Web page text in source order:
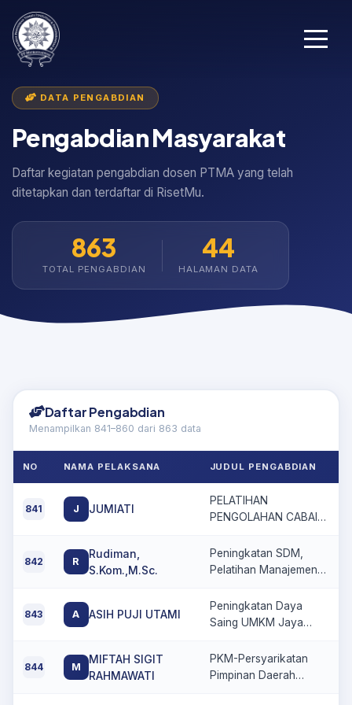
DATA PENGABDIAN
Pengabdian Masyarakat
Daftar kegiatan pengabdian dosen PTMA yang telah
ditetapkan dan terdaftar di RisetMu.
863
TOTAL PENGABDIAN
44
HALAMAN DATA
Daftar Pengabdian
Menampilkan 841–860 dari 863 data
NO NAMA PELAKSANA JUDUL PENGABDIAN
841 J JUMIATI
PELATIHAN
PENGOLAHAN CABAI
DIGITAL PADA
KELOMPOK WANITA
IMM FAKULTAS
PERTANIAN
UNIVERSITAS
MAKASSAR
842 R
Rudiman,
S.Kom.,M.Sc.
Peningkatan SDM,
Pelatihan Manajemen
Marketing Untuk
Meningkatkan
Fashion Lokal Sarung
Tenun, Manik-maik
dan Makanan
843 A ASIH PUJI UTAMI
Peningkatan Daya
Saing UMKM Jaya
Peningkatan
Kesehatan Para
844 M
MIFTAH SIGIT
RAHMAWATI
PKM-Persyarikatan
Pimpinan Daerah